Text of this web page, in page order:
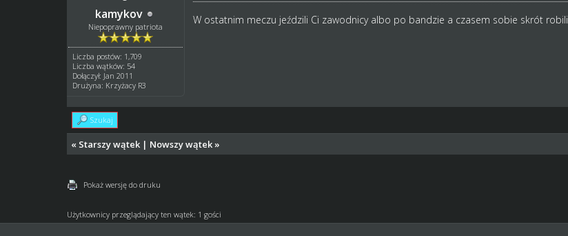
kamykov
Niepoprawny patriota
Liczba postów: 1,709
Liczba wątków: 54
Dołączył: Jan 2011
Drużyna: Krzyżacy R3
W ostatnim meczu jeździli Ci zawodnicy albo po bandzie a czasem sobie skrót robili
Szukaj
« Starszy wątek | Nowszy wątek »
Pokaż wersję do druku
Użytkownicy przeglądający ten wątek: 1 gości